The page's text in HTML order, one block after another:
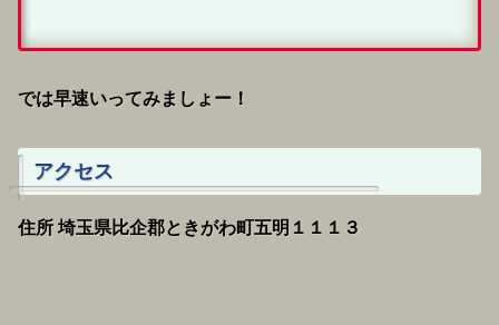
では早速いってみましょー！
アクセス
住所 埼玉県比企郡ときがわ町五明１１１３